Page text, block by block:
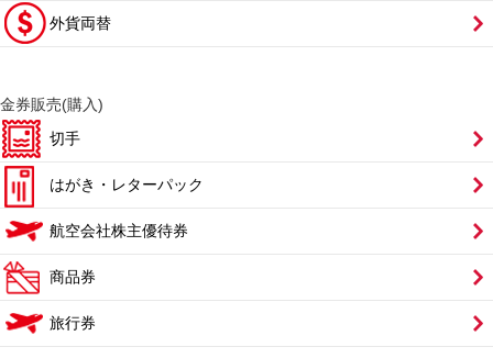
外貨両替
金券販売(購入)
切手
はがき・レターパック
航空会社株主優待券
商品券
旅行券